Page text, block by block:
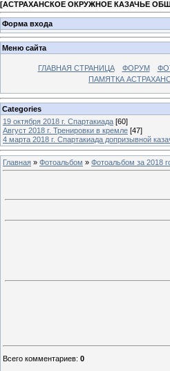
[АСТРАХАНСКОЕ ОКРУЖНОЕ КАЗАЧЬЕ
Форма входа
Меню сайта
ГЛАВНАЯ СТРАНИЦА ФОРУМ
ПАМЯТКА
Categories
19 октября 2018 г. Спартакиада [60]
Август 2018 г. Тренировки в кремле [47]
4 марта 2018 г. Спартакиада допризывной
Главная » Фотоальбом » Фотоальбом за 2018
Всего комментариев: 0